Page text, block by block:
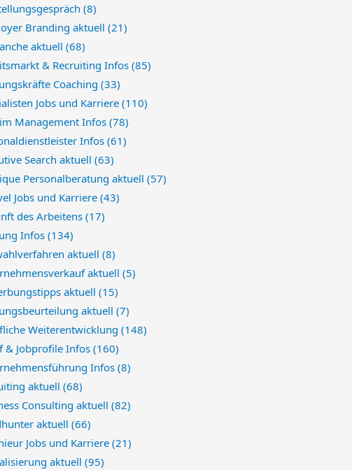
(8)
Branding aktuell (21)
aktuell (68)
& Recruiting Infos (85)
Coaching (33)
Jobs und Karriere(110)
Management Infos (78)
Infos (61)
Search aktuell (63)
Personalberatung aktuell (57)
Jobs und Karriere (43)
des Arbeitens (17)
Infos (134)
aktuell (8)
aktuell (5)
aktuell (15)
aktuell (7)
Weiterentwicklung (148)
& Jobprofile Infos(160)
Infos(8)
aktuell (68)
Consulting aktuell (82)
aktuell (66)
Jobs und Karriere (21)
aktuell (95)